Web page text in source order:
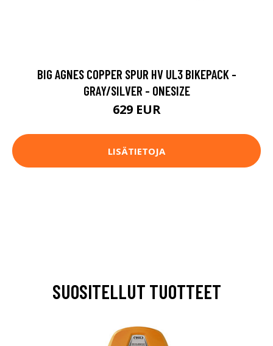
BIG AGNES COPPER SPUR HV UL3 BIKEPACK -
GRAY/SILVER - ONESIZE
629 EUR
LISÄTIETOJA
SUOSITELLUT TUOTTEET